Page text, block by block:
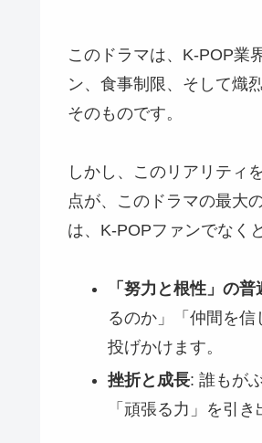
このドラマは、K-POP業
ン、食事制限、そして熾
そのものです。
しかし、このリアリティ
点が、このドラマの最大
は、K-POPファンでなく
「努力と根性」の普
るのか」「仲間を
投げかけます。
挫折と成長: 誰もが
「頑張る力」を引